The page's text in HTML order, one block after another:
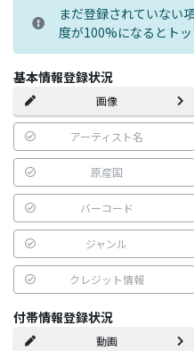
まだ登録されていない
度が100%になるとトッ
基本情報登録状況
画像
アーティスト名
原産国
バーコード
ジャンル
クレジット情報
付帯情報登録状況
動画